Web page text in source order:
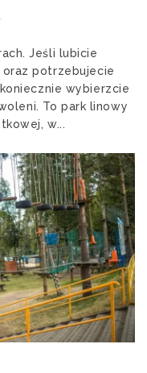
Jeśli lubicie
potrzebujecie
wybierzcie
To park linowy
w...